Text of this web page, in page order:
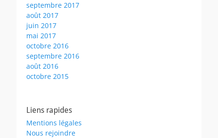
septembre 2017
août 2017
juin 2017
mai 2017
octobre 2016
septembre 2016
août 2016
octobre 2015
Liens rapides
Mentions légales
Nous rejoindre